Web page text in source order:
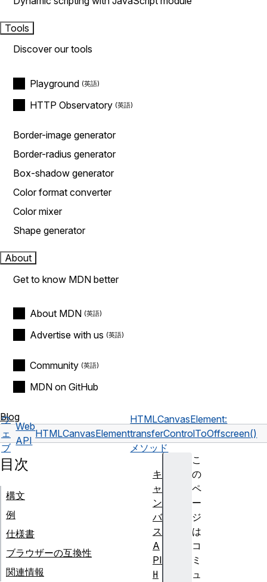
Tools
Discover our tools
Playground
HTTP Observatory
Border-image generator
Border-radius generator
Box-shadow generator
Color format converter
Color mixer
Shape generator
About
Get to know MDN better
About MDN
Advertise with us
Community
MDN on GitHub
Blog
ウ
ェ
ブ
Web
API
HTMLCanvasElement
HTMLCanvasElement:
transferControlToOffscreen()
メソッド
こ
の
ペ
ー
ジ
は
コ
ミ
ュ
目次
構文
例
仕様書
ブラウザーの互換性
関連情報
キ
ャ
ン
バ
ス
A
PI
H